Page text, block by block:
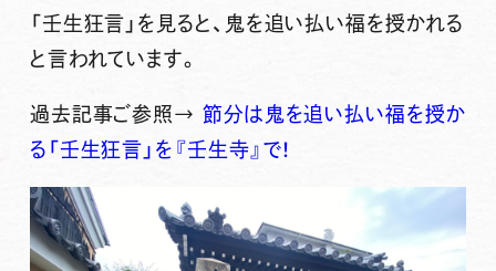
「壬生狂言」を見ると、鬼を追い払い福を授かれる
と言われています。
過去記事ご参照→ 節分は鬼を追い払い福を授か
る「壬生狂言」を『壬生寺』で！